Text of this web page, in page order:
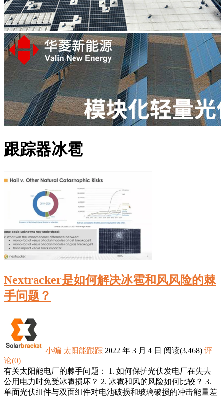
跟踪器冰雹
Nextracker是如何解决冰雹和风风险的棘
手问题？
小编 太阳能跟踪 2022 年 3 月 4 日 阅读(3,468) 评
论(0)
有关太阳能电厂的棘手问题： 1. 如何保护光伏发电厂在失去
公用电力时免受冰雹损坏？ 2. 冰雹和风的风险如何比较？ 3.
单面光伏组件与双面组件对电池破损和玻璃破损的冲击能量差